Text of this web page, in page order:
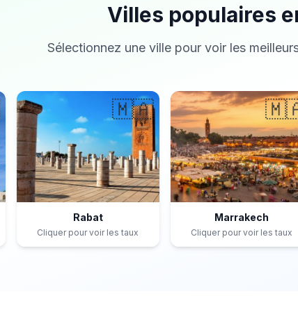
Villes populaires
Sélectionnez une ville pour voir les
🇲🇦
Rabat
Cliquer pour voir les taux
Marrakech
Cliquer pour voir les taux